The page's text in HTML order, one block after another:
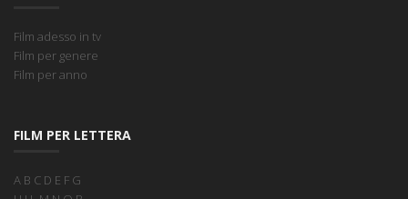
Film adesso in tv
Film per genere
Film per anno
FILM PER LETTERA
A B C D E F G